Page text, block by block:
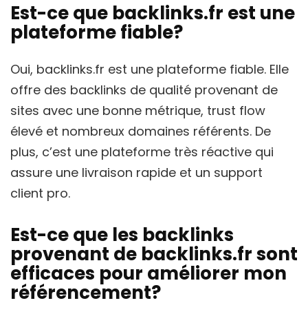
Est-ce que backlinks.fr est une
plateforme fiable?
Oui, backlinks.fr est une plateforme fiable. Elle
offre des backlinks de qualité provenant de
sites avec une bonne métrique, trust flow
élevé et nombreux domaines référents. De
plus, c’est une plateforme très réactive qui
assure une livraison rapide et un support
client pro.
Est-ce que les backlinks
provenant de backlinks.fr sont
efficaces pour améliorer mon
référencement?